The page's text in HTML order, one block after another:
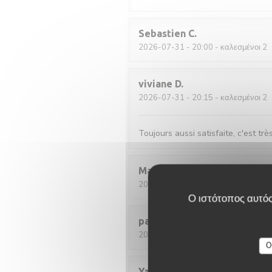
Ο ιστότοπος
Sebastien C
2026-07-31 - 20:00 - καλεσμένοι 2
viviane D
2026-07-31 - 20:15 - καλεσμένοι 2
Toujours aussi satisfaite, c'est
Martine
2026-08-02
pascal
2026-07-30
- 12:00 - καλεσμένοι 2